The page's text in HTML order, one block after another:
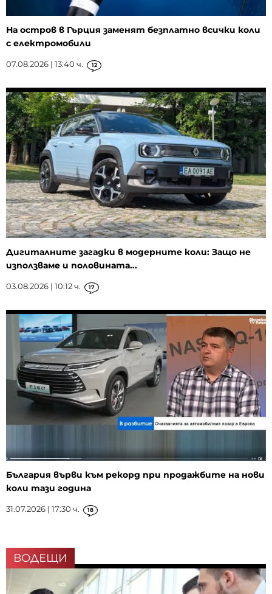
На остров в Гърция заменят безплатно всички коли
с електромобили
07.08.2026 | 13:40 ч. 12
Дигиталните загадки в модерните коли: Защо не
използваме и половината...
03.08.2026 | 10:12 ч. 17
България върви към рекорд при продажбите на нови
коли тази година
31.07.2026 | 17:30 ч. 18
ВОДЕЩИ